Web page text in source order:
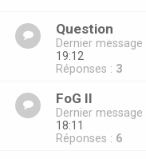
Question
Dernier message
19:12
Réponses : 3
FoG II
Dernier message
18:11
Réponses : 6